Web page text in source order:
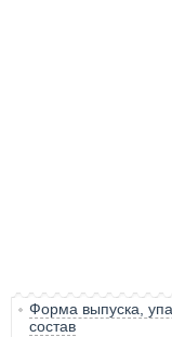
Форма выпуска,
состав